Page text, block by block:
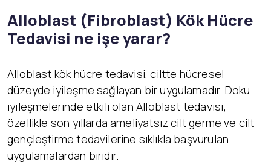
Alloblast (Fibroblast) Kök Hücre
Tedavisi ne işe yarar?
Alloblast kök hücre tedavisi, ciltte hücresel
düzeyde iyileşme sağlayan bir uygulamadır. Doku
iyileşmelerinde etkili olan Alloblast tedavisi;
özellikle son yıllarda ameliyatsız cilt germe ve cilt
gençleştirme tedavilerine sıklıkla başvurulan
uygulamalardan biridir.